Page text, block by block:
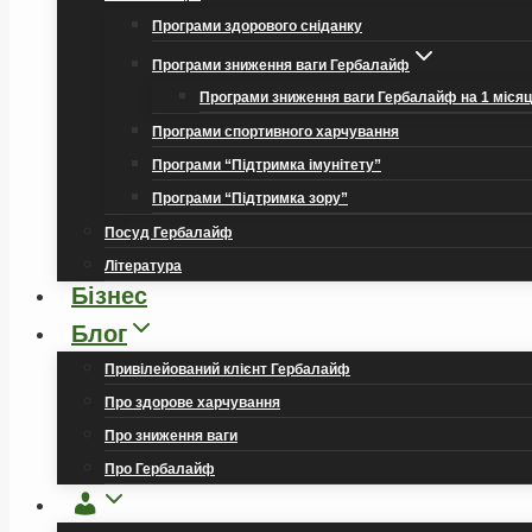
Програми здорового сніданку
Програми зниження ваги Гербалайф
Програми зниження ваги Гербалайф на 1
Програми спортивного харчування
Програми “Підтримка імунітету”
Програми “Підтримка зору”
Посуд Гербалайф
Література
Бізнес
Блог
Привілейований клієнт Гербалайф
Про здорове харчування
Про зниження ваги
Про Гербалайф
Обліковий
запис